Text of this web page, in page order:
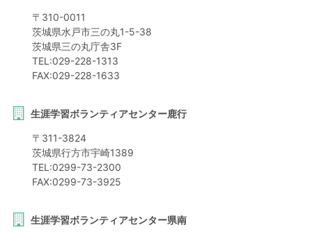
〒 310-0011
茨城県水戸市三の丸1-5-38
茨城県三の丸庁舎3F
TEL:029-228-1313
FAX:029-228-1633
生涯学習ボランティアセンター鹿行
〒 311-3824
茨城県行方市宇崎1389
TEL:0299-73-2300
FAX:0299-73-3925
生涯学習ボランティアセンター県南